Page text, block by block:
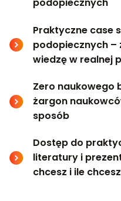
podopiecznych
Praktyczne case
podopiecznych
wiedzę w realnej
Zero naukowego
żargon
sposób
Dostęp do
literatury i
chcesz i ile chcesz